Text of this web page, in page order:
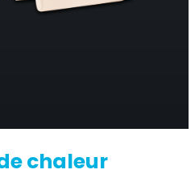
chaleur